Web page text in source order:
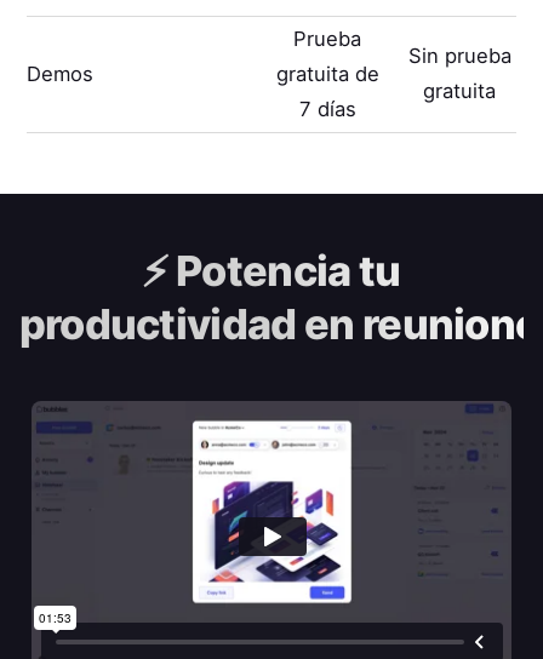
Demos
Prueba
gratuita de
7 días
Sin prueba
gratuita
⚡️Potencia tu
productividad en